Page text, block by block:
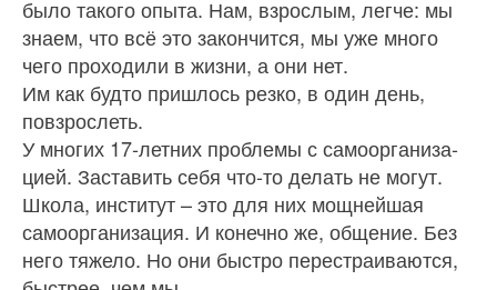
было такого опыта. Нам, взрослым, легче: мы
знаем, что всё это закон­чится, мы уже много
чего проходили в жизни, а они нет.
Им как будто пришлось резко, в один день,
повзрослеть.
У многих 17-летних проблемы с самоорганиза­
цией. Заставить себя что‑то делать не могут.
Шко­ла, институт – это для них мощнейшая
самоорга­низация. И конечно же, общение. Без
него тяжело. Но они быстро перестраиваются,